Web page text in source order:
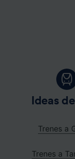
Ideas
Trenes a
Trenes a